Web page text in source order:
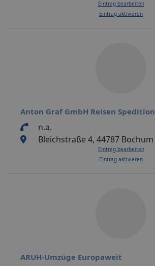
Eintrag bearbeiten
Eintrag aktivieren
Anton Graf GmbH Reisen Spedition
n.a.
Bleichstraße 4, 44787 Bochum
Eintrag bearbeiten
Eintrag aktivieren
ARUH-Umzüge Europaweit